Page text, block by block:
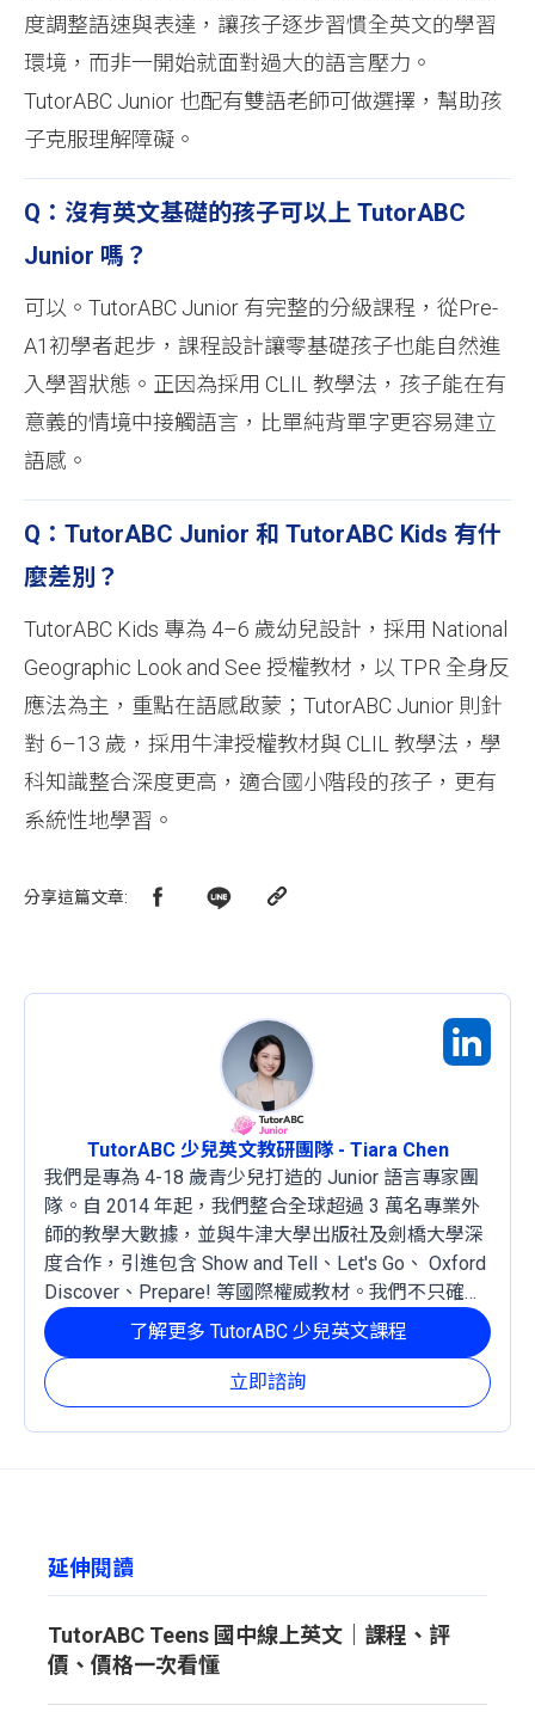
度調整語速與表達，讓孩子逐步習慣全英文的學習
環境，而非一開始就面對過大的語言壓力。
TutorABC Junior 也配有雙語老師可做選擇，幫助孩
子克服理解障礙。
Q：沒有英文基礎的孩子可以上 TutorABC
Junior 嗎？
可以。TutorABC Junior 有完整的分級課程，從Pre-
A1初學者起步，課程設計讓零基礎孩子也能自然進
入學習狀態。正因為採用 CLIL 教學法，孩子能在有
意義的情境中接觸語言，比單純背單字更容易建立
語感。
Q：TutorABC Junior 和 TutorABC Kids 有什
麼差別？
TutorABC Kids 專為 4–6 歲幼兒設計，採用 National
Geographic Look and See 授權教材，以 TPR 全身反
應法為主，重點在語感啟蒙；TutorABC Junior 則針
對 6–13 歲，採用牛津授權教材與 CLIL 教學法，學
科知識整合深度更高，適合國小階段的孩子，更有
系統性地學習。
分享這篇文章:
TutorABC 少兒英文教研團隊 - Tiara Chen
我們是專為 4-18 歲青少兒打造的 Junior 語言專家團
隊。自 2014 年起，我們整合全球超過 3 萬名專業外
師的教學大數據，並與牛津大學出版社及劍橋大學深
度合作，引進包含 Show and Tell、Let's Go、 Oxford
Discover、Prepare! 等國際權威教材。我們不只確保
孩子能開口說，更透過系統性的學習建立扎實英文
力。
立即諮詢
了解更多 TutorABC 少兒英文課程
延伸閱讀
TutorABC Teens 國中線上英文｜課程、評
價、價格一次看懂